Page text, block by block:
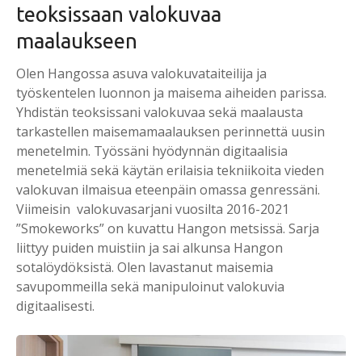
teoksissaan valokuvaa
maalaukseen
Olen Hangossa asuva valokuvataiteilija ja
työskentelen luonnon ja maisema aiheiden parissa.
Yhdistän teoksissani valokuvaa sekä maalausta
tarkastellen maisemamaalauksen perinnettä uusin
menetelmin. Työssäni hyödynnän digitaalisia
menetelmiä sekä käytän erilaisia tekniikoita vieden
valokuvan ilmaisua eteenpäin omassa genressäni.
Viimeisin valokuvasarjani vuosilta 2016-2021
”Smokeworks” on kuvattu Hangon metsissä. Sarja
liittyy puiden muistiin ja sai alkunsa Hangon
sotalöydöksistä. Olen lavastanut maisemia
savupommeilla sekä manipuloinut valokuvia
digitaalisesti.